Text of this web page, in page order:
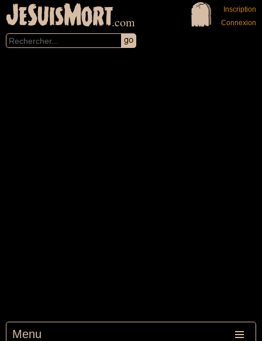
JeSuisMort.com
Menu
Inscription
Connexion